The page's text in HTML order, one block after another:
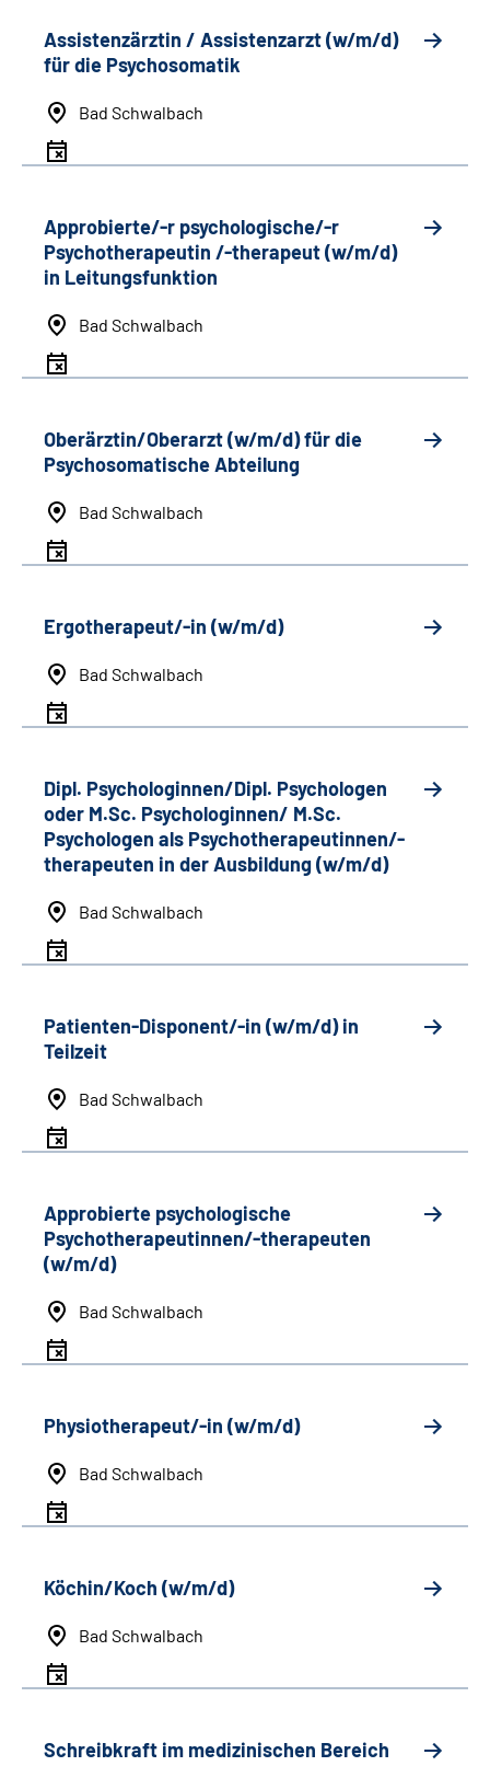
Assistenzärztin / Assistenzarzt (w/m/d)
für die Psychosomatik
Bad Schwalbach
Approbierte/-r psychologische/-r
Psychotherapeutin /-therapeut (w/m/d)
in Leitungsfunktion
Bad Schwalbach
Oberärztin/Oberarzt (w/m/d) für die
Psychosomatische Abteilung
Bad Schwalbach
Ergotherapeut/-in (w/m/d)
Bad Schwalbach
Dipl. Psychologinnen/Dipl. Psychologen
oder M.Sc. Psychologinnen/ M.Sc.
Psychologen als Psychotherapeutinnen/-
therapeuten in der Ausbildung (w/m/d)
Bad Schwalbach
Patienten-Disponent/-in (w/m/d) in
Teilzeit
Bad Schwalbach
Approbierte psychologische
Psychotherapeutinnen/-therapeuten
(w/m/d)
Bad Schwalbach
Physiotherapeut/-in (w/m/d)
Bad Schwalbach
Köchin/Koch (w/m/d)
Bad Schwalbach
Schreibkraft im medizinischen Bereich